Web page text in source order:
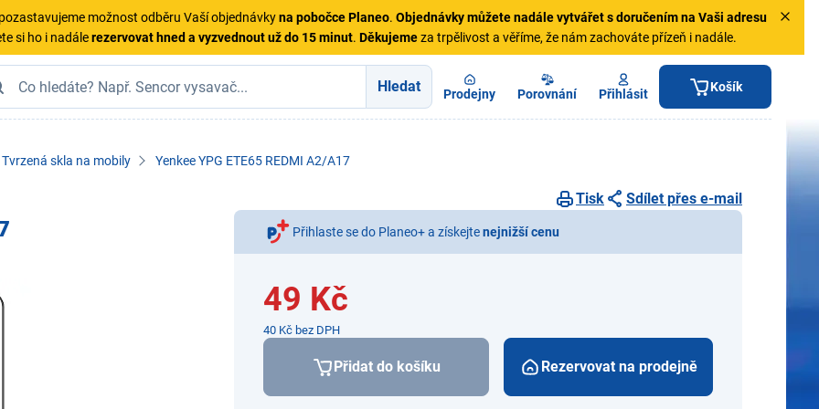
možnost odběru Vaší objednávkyna pobočce Planeo. Objednávkymůžete nadále vytvářet s doručením na Vaši adresu
si ho i nadálerezervovat hned a vyzvednout už do 15 minut. Děkujemeza trpělivost a věříme, že nám zachováte přízeň i nadále.
Hledat Prodejny Porovnání Přihlásit Košík
Tvrzená skla na mobily Yenkee YPG ETE65 REDMI A2/A17
Tisk Sdílet přes e-mail
Přihlaste se do Planeo+ a získejtenejnižší cenu
49 Kč
40 Kč bez DPH
Přidat do košíku Rezervovat na prodejně